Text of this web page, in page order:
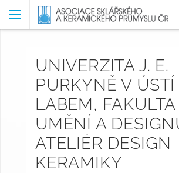
UNIVERZITA J. E.
PURKYNĚ V
LABEM, FAKULTA
UMĚNÍ A
ATELIÉR DESIGN
KERAMIKY